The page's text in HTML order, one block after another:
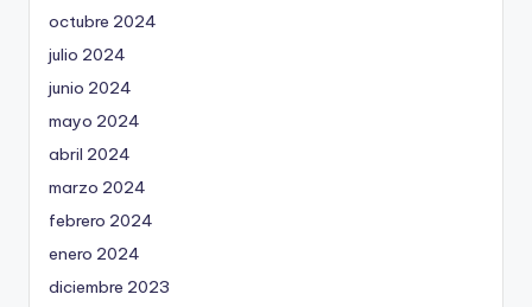
octubre 2024
julio 2024
junio 2024
mayo 2024
abril 2024
marzo 2024
febrero 2024
enero 2024
diciembre 2023